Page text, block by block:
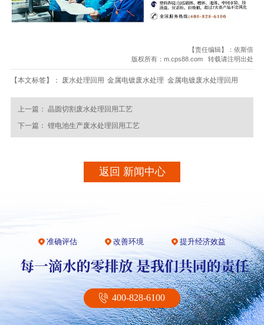
【责任编辑】：依斯倍
版权所有：m.cps88.com 转载请注明出处
【本文标签】： 废水处理回用 金属电镀废水处理 金属电镀废水处理回用
上一篇： 晶圆切割废水处理回用工艺
下一篇： 锂电池生产废水处理回用工艺
返回 新闻中心
准确评估 改善环境 提升经济效益
400-828-6100